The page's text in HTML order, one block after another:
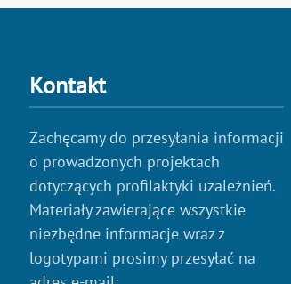
Kontakt
Zachęcamy do przesyłania informacji
o prowadzonych projektach
dotyczących profilaktyki uzależnień.
Materiały zawierające wszystkie
niezbędne informacje wraz z
logotypami prosimy przesyłać na